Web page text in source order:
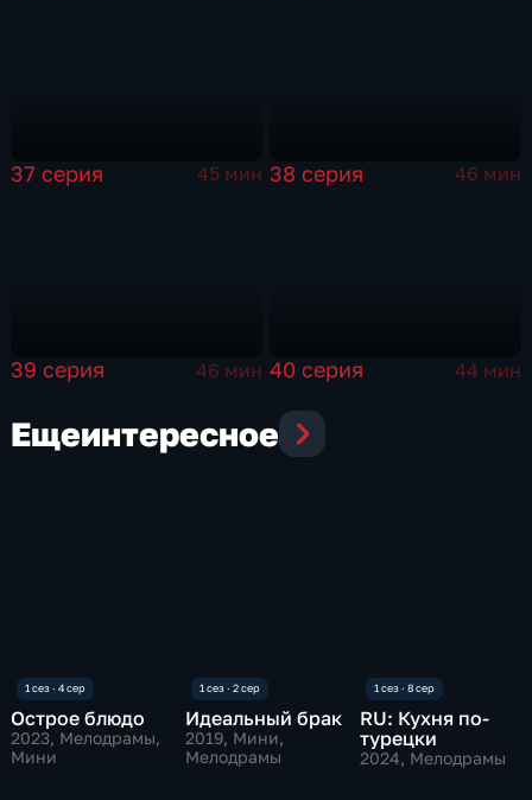
37 серия 45 мин 38 серия 46 мин
39 серия 46 мин 40 серия 44 мин
Ещеинтересное
Острое блюдо
2023, Мелодрамы,
Мини
Идеальный брак
2019, Мини,
Мелодрамы
RU: Кухня по-
турецки
2024, Мелодрамы